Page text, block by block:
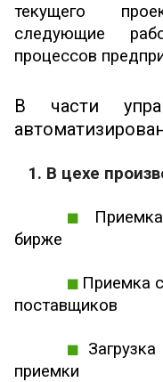
текущего
следующие
процессов
В части
1. В цехе
Приемка
бирже
Приемка
поставщиков
приемки